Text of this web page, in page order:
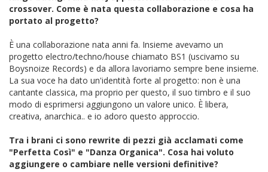
crossover. Come è nata questa collaborazione e cosa ha
portato al progetto?
È una collaborazione nata anni fa. Insieme avevamo un
progetto electro/techno/house chiamato BS1 (uscivamo su
Boysnoize Records) e da allora lavoriamo sempre bene insieme.
La sua voce ha dato un'identità forte al progetto: non è una
cantante classica, ma proprio per questo, il suo timbro e il suo
modo di esprimersi aggiungono un valore unico. È libera,
creativa, anarchica.. e io adoro questo approccio.
Tra i brani ci sono rewrite di pezzi già acclamati come
"Perfetta Così" e "Danza Organica". Cosa hai voluto
aggiungere o cambiare nelle versioni definitive?